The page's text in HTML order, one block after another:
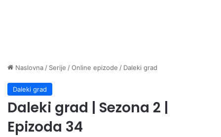
Naslovna / Serije /Online epizode / Daleki grad
Daleki grad
Daleki grad | Sezona 2 |
Epizoda 34